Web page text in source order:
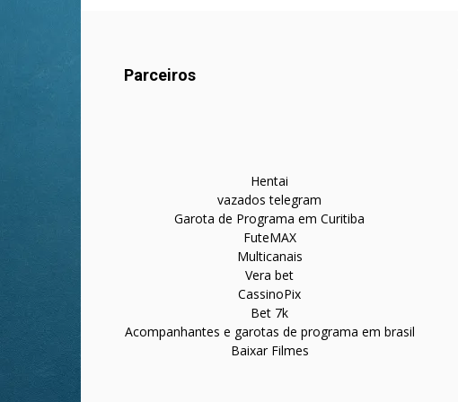
Parceiros
Hentai
vazados telegram
Garota de Programa em Curitiba
FuteMAX
Multicanais
Vera bet
CassinoPix
Bet 7k
Acompanhantes e garotas de programa em brasil
Baixar Filmes